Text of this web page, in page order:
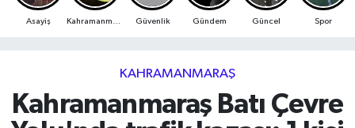
Asayiş Güvenlik Gündem Güncel Spor
KAHRAMANMARAŞ
Kahramanmaraş Batı Çevre
Çevre
Ekonomi
Kahramanmaraş Trafik Yoğunluk Haritası
Süper Lig Puan Durumu ve Fikstür
Tüm Manşetler